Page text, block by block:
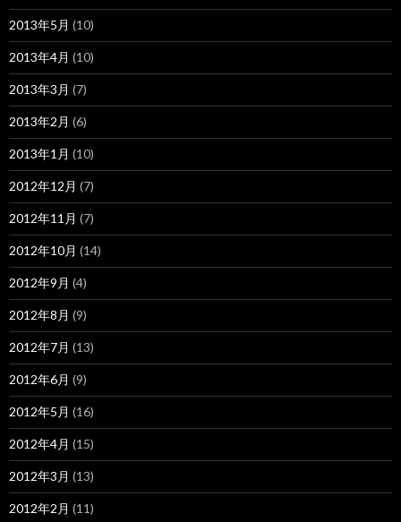
2013年5月 (10)
2013年4月 (10)
2013年3月 (7)
2013年2月 (6)
2013年1月 (10)
2012年12月 (7)
2012年11月 (7)
2012年10月 (14)
2012年9月 (4)
2012年8月 (9)
2012年7月 (13)
2012年6月 (9)
2012年5月 (16)
2012年4月 (15)
2012年3月 (13)
2012年2月 (11)